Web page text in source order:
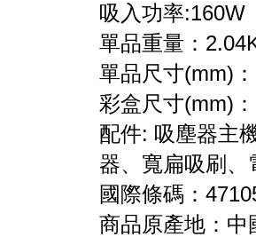
吸入功率:160W
單品重量：
單品尺寸(mm)
彩盒尺寸(mm)
配件: 吸塵器主
器、寬扁吸刷、
國際條碼：
商品原產地：